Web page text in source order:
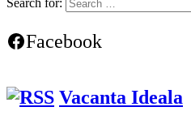
Search for:
Facebook
Vacanta Ideala